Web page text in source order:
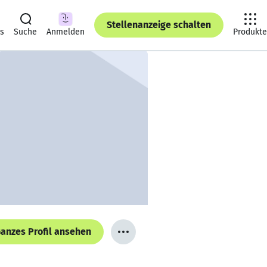
Suche Anmelden
Stellenanzeige schalten
Produkte
Profil ansehen